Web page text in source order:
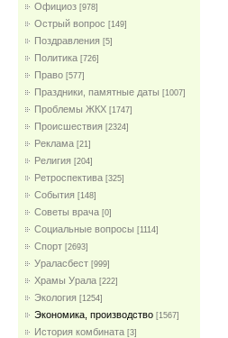
Официоз [978]
Острый вопрос [149]
Поздравления [5]
Политика [726]
Право [577]
Праздники, памятные даты [1007]
Проблемы ЖКХ [1747]
Проиcшествия [2324]
Реклама [21]
Религия [204]
Ретроспектива [325]
События [148]
Советы врача [0]
Социальные вопросы [1114]
Спорт [2693]
Ураласбест [999]
Храмы Урала [222]
Экология [1254]
Экономика, производство [1567]
История комбината [3]